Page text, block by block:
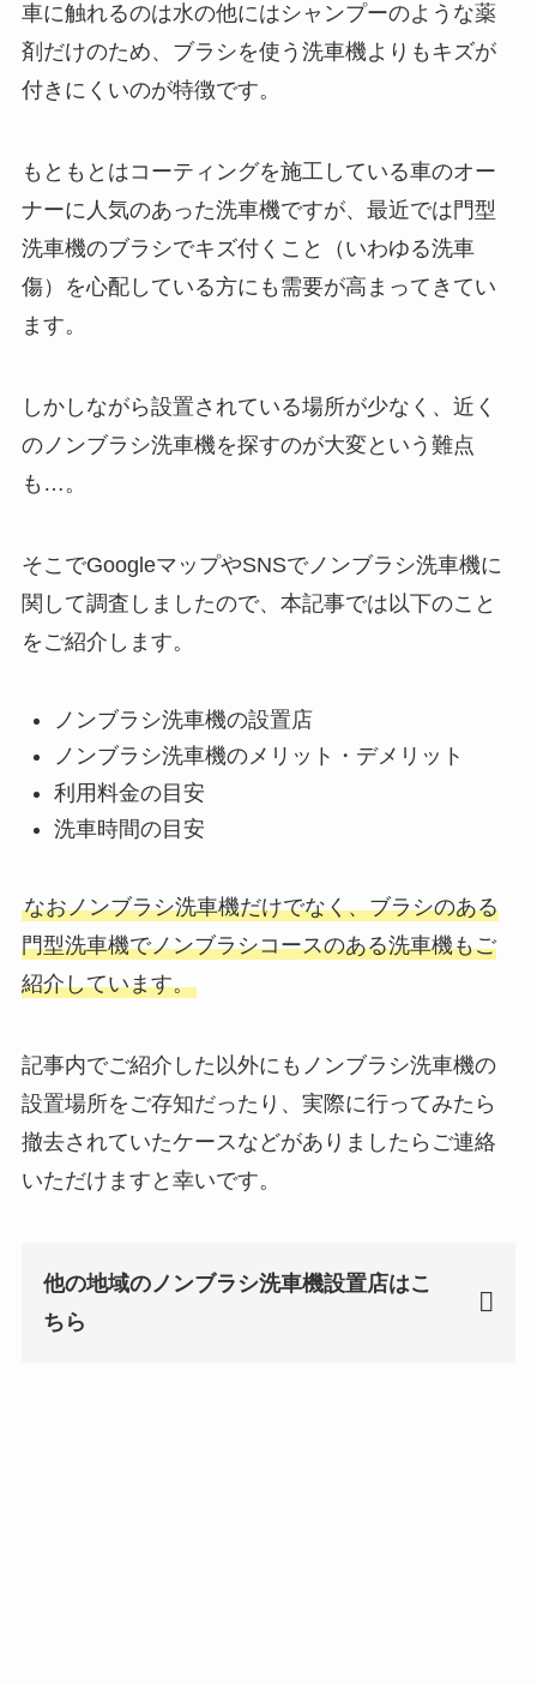
車に触れるのは水の他にはシャンプーのような薬
剤だけのため、ブラシを使う洗車機よりもキズが
付きにくいのが特徴です。
もともとはコーティングを施工している車のオー
ナーに人気のあった洗車機ですが、最近では門型
洗車機のブラシでキズ付くこと（いわゆる洗車
傷）を心配している方にも需要が高まってきてい
ます。
しかしながら設置されている場所が少なく、近く
のノンブラシ洗車機を探すのが大変という難点
も…。
そこでGoogleマップやSNSでノンブラシ洗車機に
関して調査しましたので、本記事では以下のこと
をご紹介します。
ノンブラシ洗車機の設置店
ノンブラシ洗車機のメリット・デメリット
利用料金の目安
洗車時間の目安
なおノンブラシ洗車機だけでなく、ブラシのある
門型洗車機でノンブラシコースのある洗車機もご
紹介しています。
記事内でご紹介した以外にもノンブラシ洗車機の
設置場所をご存知だったり、実際に行ってみたら
撤去されていたケースなどがありましたらご連絡
いただけますと幸いです。
他の地域のノンブラシ洗車機設置店はこ
ちら